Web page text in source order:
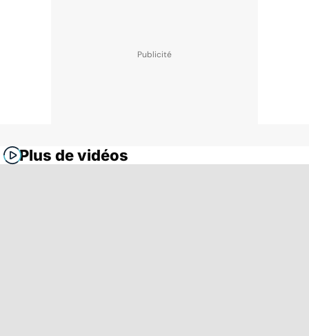
Plus de vidéos